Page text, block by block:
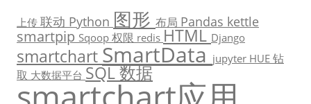
上传 联动 Python 图形 布局 Pandas kettle
smartpip Sqoop 权限 redis HTML Django
smartchart SmartDatajupyter HUE 钻
取 大数据平台 SQL数据